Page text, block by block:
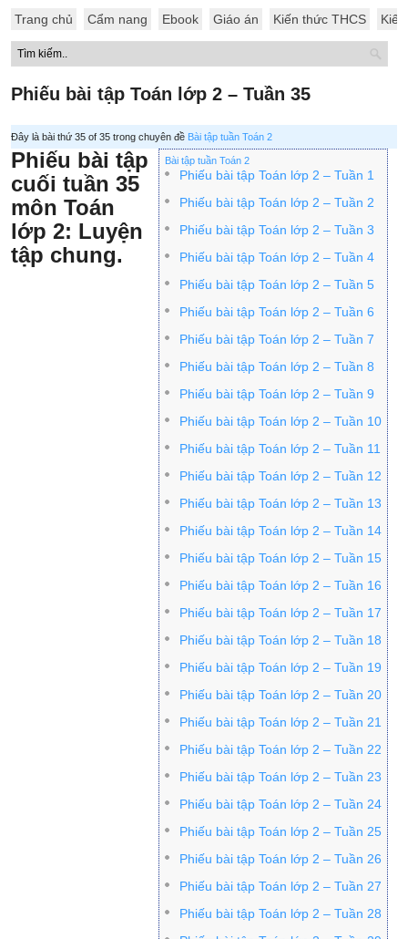
Trang chủ Cẩm nang Ebook Giáo án Kiến thức THCS
Phiếu bài tập Toán lớp 2 – Tuần 35
Đây là bài thứ 35 of 35 trong chuyên đề Bài tập tuần Toán 2
Bài tập tuần Toán 2
Phiếu bài tập Toán lớp 2 – Tuần 1
Phiếu bài tập Toán lớp 2 – Tuần 2
Phiếu bài tập Toán lớp 2 – Tuần 3
Phiếu bài tập Toán lớp 2 – Tuần 4
Phiếu bài tập Toán lớp 2 – Tuần 5
Phiếu bài tập Toán lớp 2 – Tuần 6
Phiếu bài tập Toán lớp 2 – Tuần 7
Phiếu bài tập Toán lớp 2 – Tuần 8
Phiếu bài tập Toán lớp 2 – Tuần 9
Phiếu bài tập Toán lớp 2 – Tuần 10
Phiếu bài tập Toán lớp 2 – Tuần 11
Phiếu bài tập Toán lớp 2 – Tuần 12
Phiếu bài tập Toán lớp 2 – Tuần 13
Phiếu bài tập Toán lớp 2 – Tuần 14
Phiếu bài tập Toán lớp 2 – Tuần 15
Phiếu bài tập Toán lớp 2 – Tuần 16
Phiếu bài tập Toán lớp 2 – Tuần 17
Phiếu bài tập Toán lớp 2 – Tuần 18
Phiếu bài tập Toán lớp 2 – Tuần 19
Phiếu bài tập Toán lớp 2 – Tuần 20
Phiếu bài tập Toán lớp 2 – Tuần 21
Phiếu bài tập Toán lớp 2 – Tuần 22
Phiếu bài tập Toán lớp 2 – Tuần 23
Phiếu bài tập Toán lớp 2 – Tuần 24
Phiếu bài tập Toán lớp 2 – Tuần 25
Phiếu bài tập Toán lớp 2 – Tuần 26
Phiếu bài tập Toán lớp 2 – Tuần 27
Phiếu bài tập Toán lớp 2 – Tuần 28
Phiếu bài tập
cuối tuần 35
môn Toán
lớp 2: Luyện
tập chung.